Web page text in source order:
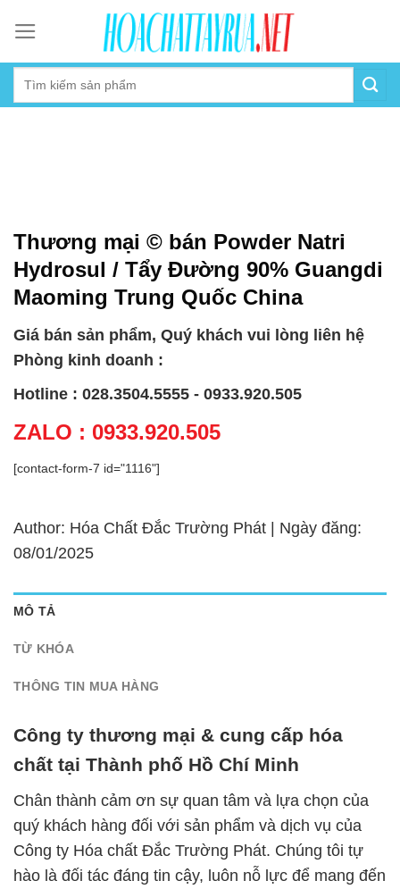
content
Thương mại © bán Powder Natri
Hydrosul / Tẩy Đường 90% Guangdi
Maoming Trung Quốc China
Giá bán sản phẩm, Quý khách vui lòng liên hệ
Phòng kinh doanh :
Hotline : 028.3504.5555 - 0933.920.505
ZALO : 0933.920.505
[contact-form-7 id="1116"]
Author: Hóa Chất Đắc Trường Phát | Ngày đăng:
08/01/2025
MÔ TẢ
TỪ KHÓA
THÔNG TIN MUA HÀNG
Công ty thương mại & cung cấp hóa
chất tại Thành phố Hồ Chí Minh
Chân thành cảm ơn sự quan tâm và lựa chọn của
quý khách hàng đối với sản phẩm và dịch vụ của
Công ty Hóa chất Đắc Trường Phát. Chúng tôi tự
hào là đối tác đáng tin cậy, luôn nỗ lực để mang đến